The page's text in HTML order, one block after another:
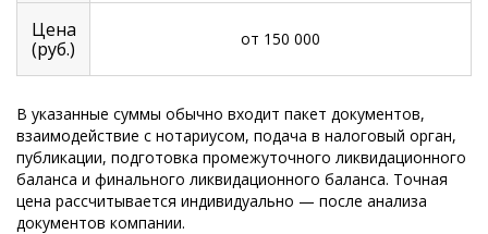
Цена
(руб.)
от 150 000
В указанные суммы обычно входит пакет документов,
взаимодействие с нотариусом, подача в налоговый орган,
публикации, подготовка промежуточного ликвидационного
баланса и финального ликвидационного баланса. Точная
цена рассчитывается индивидуально — после анализа
документов компании.